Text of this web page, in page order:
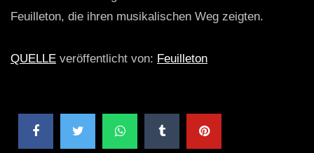
Feuilleton, die ihren musikalischen Weg zeigten.
QUELLE veröffentlicht von: Feuilleton